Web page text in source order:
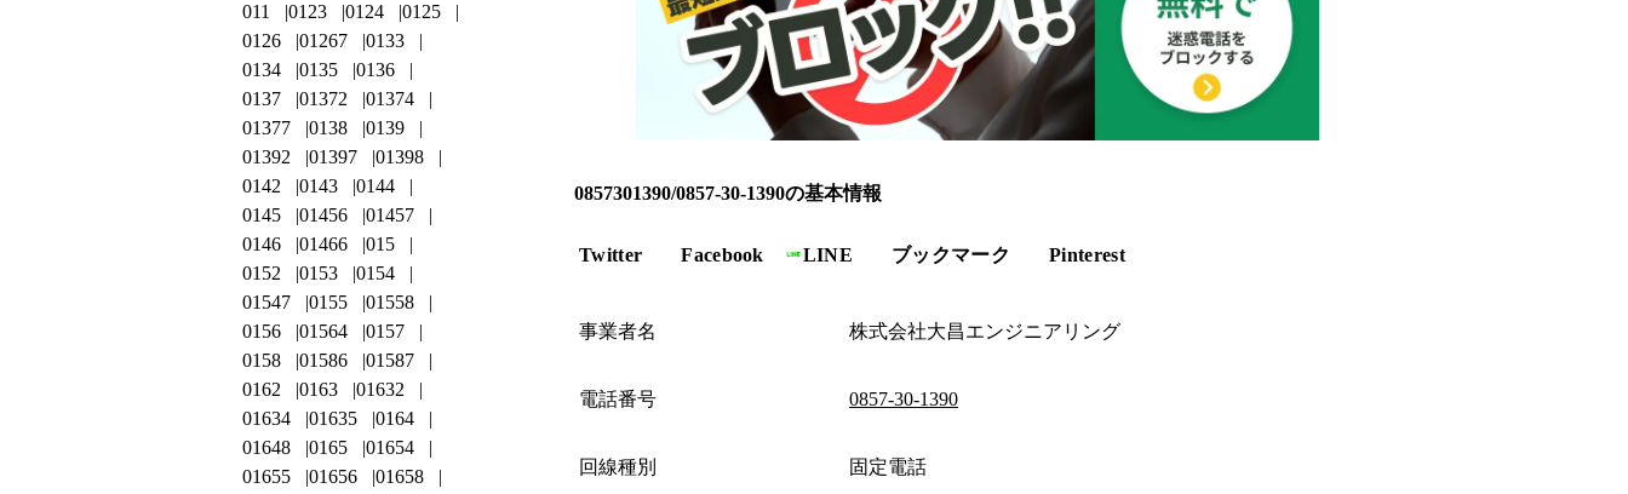
0857301390/0857-30-1390の基本情報
Twitter Facebook LINE ブックマーク Pinterest
事業者名 株式会社大昌エンジニアリング
電話番号 0857-30-1390
回線種別 固定電話
011 0123 0124
0125
0126
01267
0133
0134
0135
0136
0137
01372
01374
01377
0138
0139
01392
01397
01398
0142
0143
0144
0145
01456
01457
0146
01466
015
0152
0153
0154
01547
0155
01558
0156
01564
0157
0158
01586
01587
0162
0163
01632
01634
01635
0164
01648
0165
01654
01655
01656
01658